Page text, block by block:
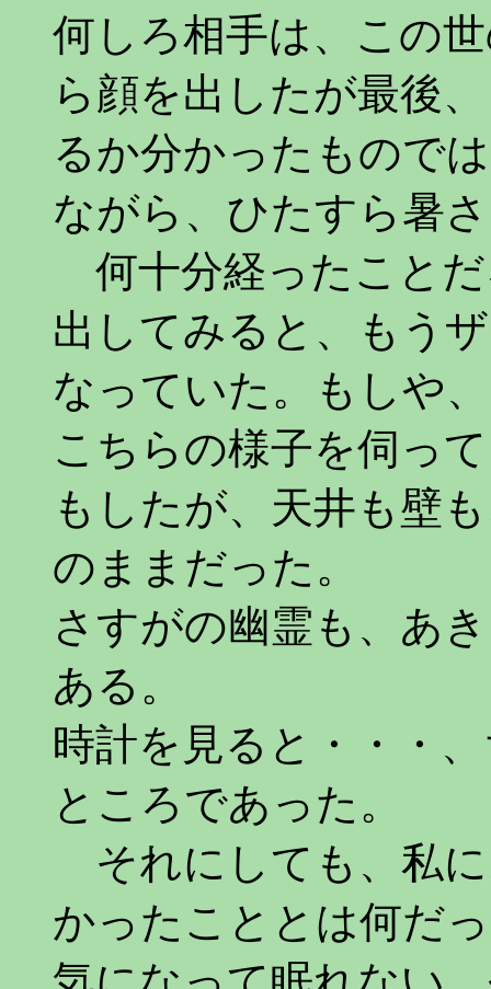
何しろ相手は、この
ら顔を出したが最後
るか分かったもので
ながら、ひたすら暑
何十分経ったこと
出してみると、もう
なっていた。もしや
こちらの様子を伺っ
もしたが、天井も壁
のままだった。
さすがの幽霊も、あ
ある。
時計を見ると・・・
ところであった。
それにしても、私
かったこととは何だ